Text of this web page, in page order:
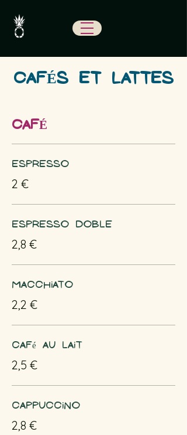
CAFÉS ET LATTES
CAFÉ
Espresso
2 €
Espresso doble
2,8 €
Macchiato
2,2 €
Café au lait
2,5 €
Cappuccino
2,8 €